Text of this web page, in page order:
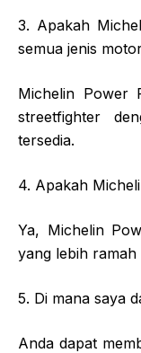
3. Apakah
semua jenis
Michelin Power
streetfighter
tersedia.
4. Apakah
Ya, Michelin
yang lebih
5. Di mana saya
Anda dapat